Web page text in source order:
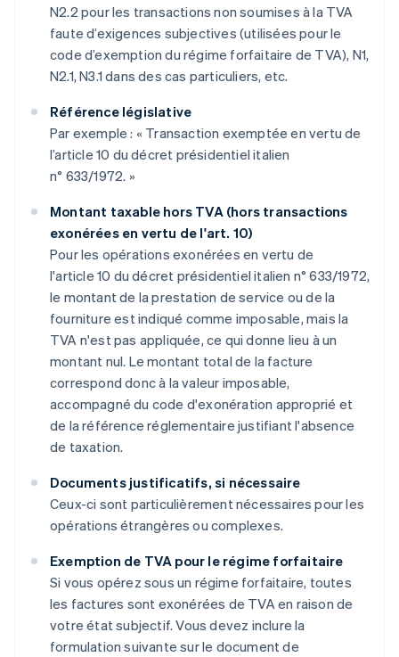
N2.2 pour les transactions non soumises à la TVA
faute d’exigences subjectives (utilisées pour le
code d’exemption du régime forfaitaire de TVA), N1,
N2.1, N3.1 dans des cas particuliers, etc.
Référence législative
Par exemple : « Transaction exemptée en vertu de
l’article 10 du décret présidentiel italien
n° 633/1972. »
Montant taxable hors TVA (hors transactions
exonérées en vertu de l'art. 10)
Pour les opérations exonérées en vertu de
l'article 10 du décret présidentiel italien n° 633/1972,
le montant de la prestation de service ou de la
fourniture est indiqué comme imposable, mais la
TVA n'est pas appliquée, ce qui donne lieu à un
montant nul. Le montant total de la facture
correspond donc à la valeur imposable,
accompagné du code d'exonération approprié et
de la référence réglementaire justifiant l'absence
de taxation.
Documents justificatifs, si nécessaire
Ceux-ci sont particulièrement nécessaires pour les
opérations étrangères ou complexes.
Exemption de TVA pour le régime forfaitaire
Si vous opérez sous un régime forfaitaire, toutes
les factures sont exonérées de TVA en raison de
votre état subjectif. Vous devez inclure la
formulation suivante sur le document de